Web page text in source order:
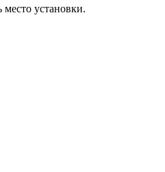
установки.